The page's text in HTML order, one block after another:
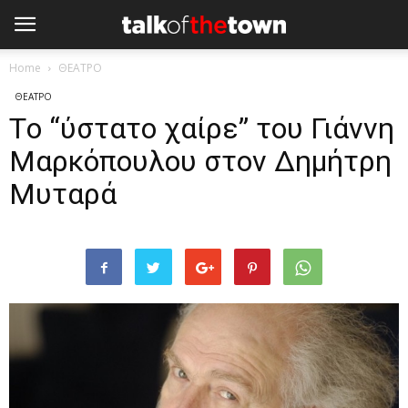
Home ΘΕΑΤΡΟ
ΘΕΑΤΡΟ
Τo “ύστατο χαίρε” του Γιάννη
Μαρκόπουλου στον Δημήτρη
Μυταρά